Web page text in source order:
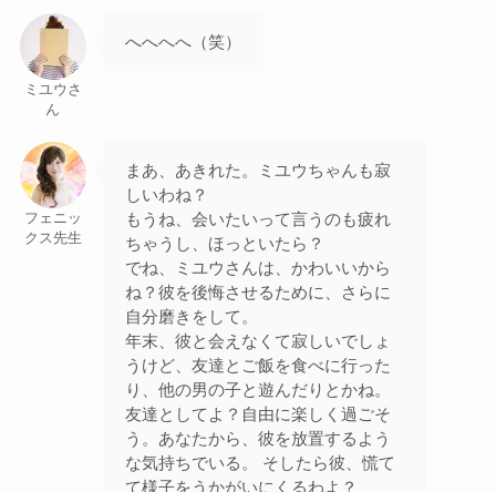
ミユウさ
ん
へへへへ（笑）
フェニッ
クス先生
まあ、あきれた。ミユウちゃんも寂
しいわね？
もうね、会いたいって言うのも疲れ
ちゃうし、ほっといたら？
でね、ミユウさんは、かわいいから
ね？彼を後悔させるために、さらに
自分磨きをして。
年末、彼と会えなくて寂しいでしょ
うけど、友達とご飯を食べに行った
り、他の男の子と遊んだりとかね。
友達としてよ？自由に楽しく過ごそ
う。あなたから、彼を放置するよう
な気持ちでいる。 そしたら彼、慌て
て様子をうかがいにくるわよ？